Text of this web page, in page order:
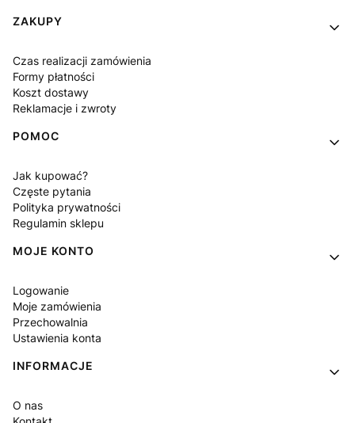
Linki w stopce
ZAKUPY
Czas realizacji zamówienia
Formy płatności
Koszt dostawy
Reklamacje i zwroty
POMOC
Jak kupować?
Częste pytania
Polityka prywatności
Regulamin sklepu
MOJE KONTO
Logowanie
Moje zamówienia
Przechowalnia
Ustawienia konta
INFORMACJE
O nas